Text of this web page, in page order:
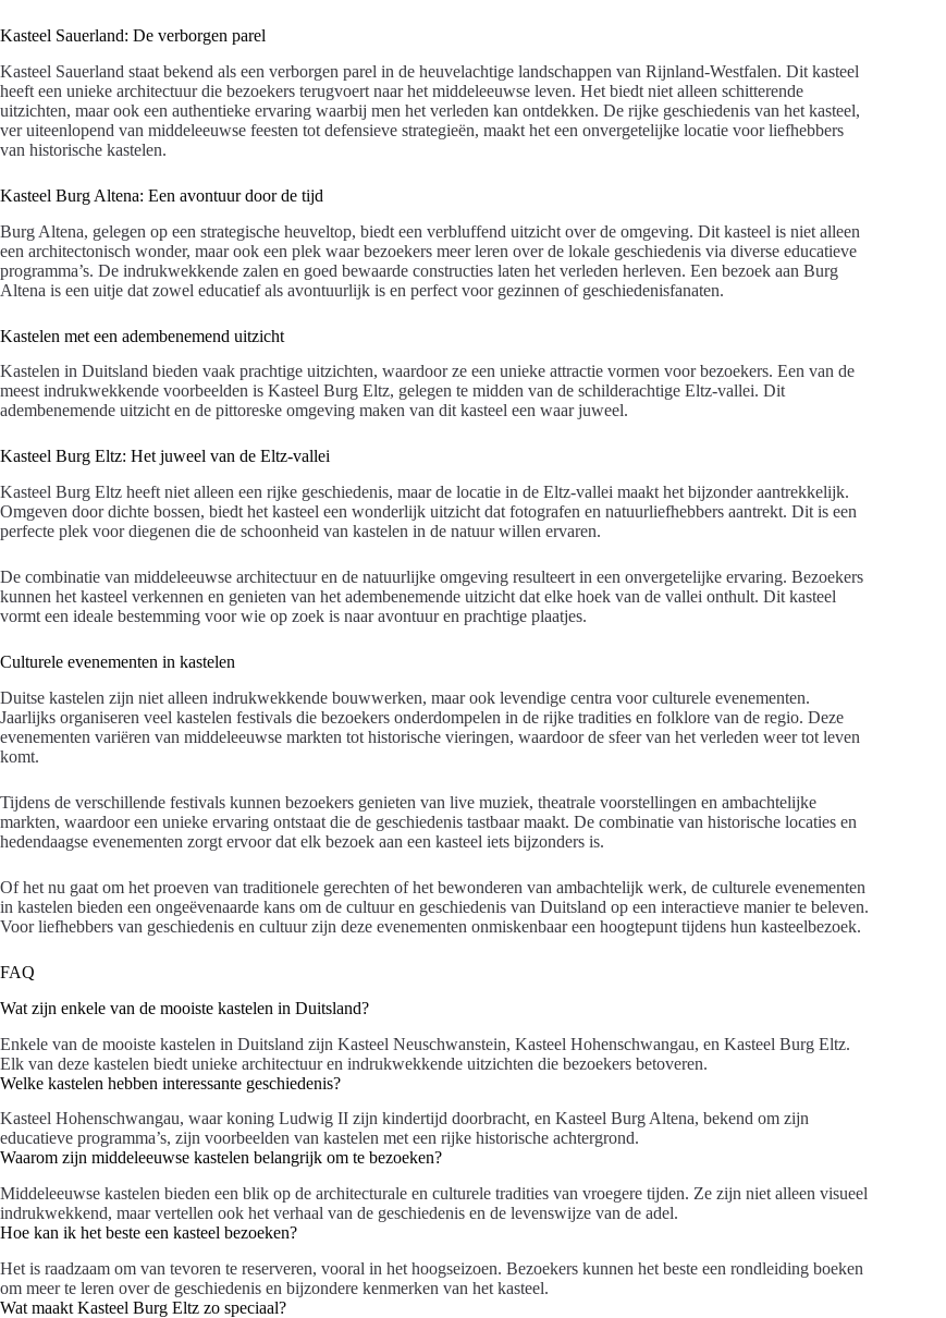
Kasteel Sauerland: De verborgen parel
Kasteel Sauerland staat bekend als een verborgen parel in de heuvelachtige landschappen van Rijnland-Westfalen. Dit kasteel
heeft een unieke architectuur die bezoekers terugvoert naar het middeleeuwse leven. Het biedt niet alleen schitterende
uitzichten, maar ook een authentieke ervaring waarbij men het verleden kan ontdekken. De rijke geschiedenis van het kasteel,
ver uiteenlopend van middeleeuwse feesten tot defensieve strategieën, maakt het een onvergetelijke locatie voor liefhebbers
van historische kastelen.
Kasteel Burg Altena: Een avontuur door de tijd
Burg Altena, gelegen op een strategische heuveltop, biedt een verbluffend uitzicht over de omgeving. Dit kasteel is niet alleen
een architectonisch wonder, maar ook een plek waar bezoekers meer leren over de lokale geschiedenis via diverse educatieve
programma’s. De indrukwekkende zalen en goed bewaarde constructies laten het verleden herleven. Een bezoek aan Burg
Altena is een uitje dat zowel educatief als avontuurlijk is en perfect voor gezinnen of geschiedenisfanaten.
Kastelen met een adembenemend uitzicht
Kastelen in Duitsland bieden vaak prachtige uitzichten, waardoor ze een unieke attractie vormen voor bezoekers. Een van de
meest indrukwekkende voorbeelden is Kasteel Burg Eltz, gelegen te midden van de schilderachtige Eltz-vallei. Dit
adembenemende uitzicht en de pittoreske omgeving maken van dit kasteel een waar juweel.
Kasteel Burg Eltz: Het juweel van de Eltz-vallei
Kasteel Burg Eltz heeft niet alleen een rijke geschiedenis, maar de locatie in de Eltz-vallei maakt het bijzonder aantrekkelijk.
Omgeven door dichte bossen, biedt het kasteel een wonderlijk uitzicht dat fotografen en natuurliefhebbers aantrekt. Dit is een
perfecte plek voor diegenen die de schoonheid van kastelen in de natuur willen ervaren.
De combinatie van middeleeuwse architectuur en de natuurlijke omgeving resulteert in een onvergetelijke ervaring. Bezoekers
kunnen het kasteel verkennen en genieten van het adembenemende uitzicht dat elke hoek van de vallei onthult. Dit kasteel
vormt een ideale bestemming voor wie op zoek is naar avontuur en prachtige plaatjes.
Culturele evenementen in kastelen
Duitse kastelen zijn niet alleen indrukwekkende bouwwerken, maar ook levendige centra voor culturele evenementen.
Jaarlijks organiseren veel kastelen festivals die bezoekers onderdompelen in de rijke tradities en folklore van de regio. Deze
evenementen variëren van middeleeuwse markten tot historische vieringen, waardoor de sfeer van het verleden weer tot leven
komt.
Tijdens de verschillende festivals kunnen bezoekers genieten van live muziek, theatrale voorstellingen en ambachtelijke
markten, waardoor een unieke ervaring ontstaat die de geschiedenis tastbaar maakt. De combinatie van historische locaties en
hedendaagse evenementen zorgt ervoor dat elk bezoek aan een kasteel iets bijzonders is.
Of het nu gaat om het proeven van traditionele gerechten of het bewonderen van ambachtelijk werk, de culturele evenementen
in kastelen bieden een ongeëvenaarde kans om de cultuur en geschiedenis van Duitsland op een interactieve manier te beleven.
Voor liefhebbers van geschiedenis en cultuur zijn deze evenementen onmiskenbaar een hoogtepunt tijdens hun kasteelbezoek.
FAQ
Wat zijn enkele van de mooiste kastelen in Duitsland?
Enkele van de mooiste kastelen in Duitsland zijn Kasteel Neuschwanstein, Kasteel Hohenschwangau, en Kasteel Burg Eltz.
Elk van deze kastelen biedt unieke architectuur en indrukwekkende uitzichten die bezoekers betoveren.
Welke kastelen hebben interessante geschiedenis?
Kasteel Hohenschwangau, waar koning Ludwig II zijn kindertijd doorbracht, en Kasteel Burg Altena, bekend om zijn
educatieve programma’s, zijn voorbeelden van kastelen met een rijke historische achtergrond.
Waarom zijn middeleeuwse kastelen belangrijk om te bezoeken?
Middeleeuwse kastelen bieden een blik op de architecturale en culturele tradities van vroegere tijden. Ze zijn niet alleen visueel
indrukwekkend, maar vertellen ook het verhaal van de geschiedenis en de levenswijze van de adel.
Hoe kan ik het beste een kasteel bezoeken?
Het is raadzaam om van tevoren te reserveren, vooral in het hoogseizoen. Bezoekers kunnen het beste een rondleiding boeken
om meer te leren over de geschiedenis en bijzondere kenmerken van het kasteel.
Wat maakt Kasteel Burg Eltz zo speciaal?